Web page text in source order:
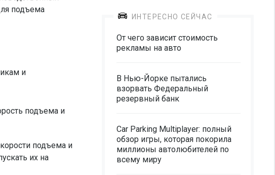
подъема
и
подъема и
подъема и
их на
ИНТЕРЕСНО СЕЙЧАС
От чего зависит стоимость
рекламы на авто
В Нью-Йорке пытались
взорвать Федеральный
резервный банк
Car Parking Multiplayer: полный
обзор игры, которая покорила
миллионы автолюбителей по
всему миру